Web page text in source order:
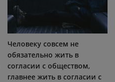
Человеку совсем не
обязательно жить в
согласии с обществом,
главнее жить в согласии с